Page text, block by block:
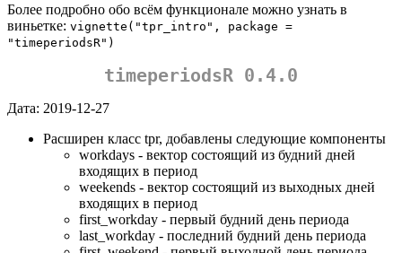
Более подробно обо всём функционале можно узнать в
виньетке: vignette("tpr_intro", package =
"timeperiodsR")
timeperiodsR 0.4.0
Дата: 2019-12-27
Расширен класс tpr, добавлены следующие компоненты
workdays - вектор состоящий из будний дней
входящих в период
weekends - вектор состоящий из выходных дней
входящих в период
first_workday - первый будний день периода
last_workday - последний будний день периода